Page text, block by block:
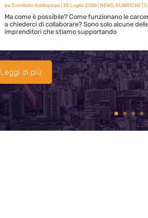
da Comitato Addiopizzo| 25 Luglio 2026| NEWS,RUBRICHE|
Ma come è possibile? Come funzionano le
a chiederci di collaborare? Sono solo alcune
imprenditori che stiamo supportando
Leggi di più